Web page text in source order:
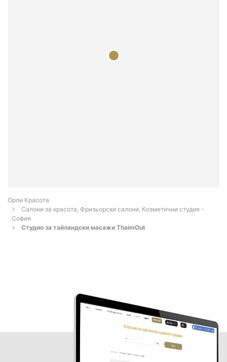
Орли Красота
Салони за красота, Фризьорски салони, Козметични студия -
София
Студио за тайландски масажи ThaimOut